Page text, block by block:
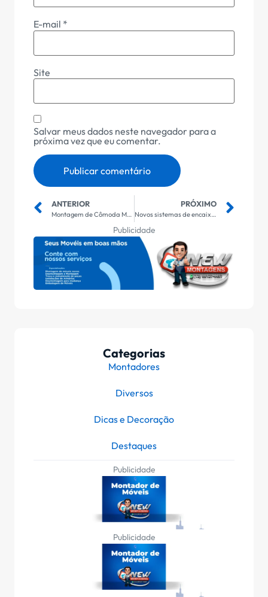
E-mail *
Site
Salvar meus dados neste navegador para a
próxima vez que eu comentar.
ANTERIOR
Montagem de Cômoda Mobly em Jacareí: O Segredo das Corrediças Telescópicas
PRÓXIMO
Novos sistemas de encaixe rápido (sem parafusos)
Publicidade
Categorias
Montadores
Diversos
Dicas e Decoração
Destaques
Publicidade
Publicidade